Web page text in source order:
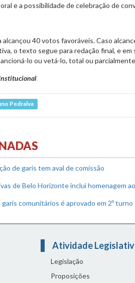
e a possibilidade de celebração de
40 votos favoráveis. Caso
o texto segue para redação final, e em
lo ou vetá-lo, total ou
Pedralva
de garis tem aval de comissão
de Belo Horizonte inclui homenagem
comunitários é aprovado em 2º turno
Atividade
Legislação
Proposições